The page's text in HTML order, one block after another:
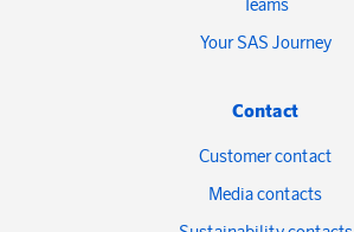
Your SAS Journey
Contact
Customer contact
Media contacts